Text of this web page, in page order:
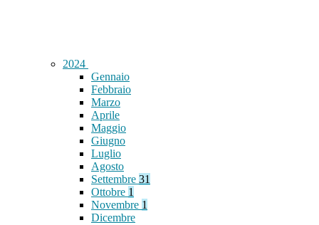
2024
Gennaio
Febbraio
Marzo
Aprile
Maggio
Giugno
Luglio
Agosto
Settembre 31
Ottobre 1
Novembre 1
Dicembre